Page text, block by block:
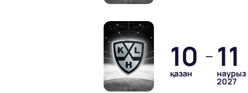
10
қазан
— 11
наурыз
2027